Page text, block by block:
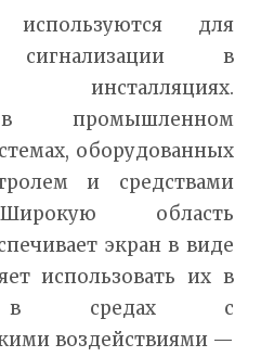
для
в
инсталляциях.
промышленном
оборудованных
и средствами
область
экран в виде
использовать их в
в средах с
воздействиями —